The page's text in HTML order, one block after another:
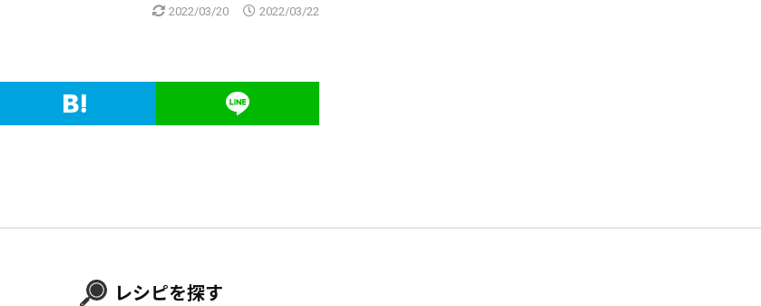
2022/03/20 2022/03/22
レシピを探す